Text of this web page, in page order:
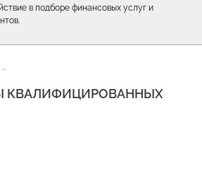
в подборе финансовых услуг и
КВАЛИФИЦИРОВАННЫХ